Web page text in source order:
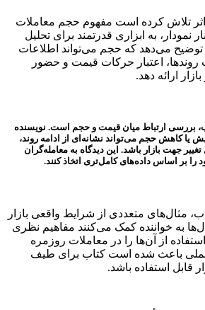
اثر تلاش کرده است مفهوم حجم معاملات
نمودار، به ابزاری قدرتمند برای تحلیل
توضیح می‌دهد که حجم می‌تواند اطلاعات
روندها، اعتبار حرکات قیمت و حضور
ارائه دهد.
بررسی ارتباط میان قیمت و حجم است. نویسنده
یا کاهش حجم می‌تواند نشانه‌ای از ادامه روند،
جهت بازار باشد. این دیدگاه به معامله‌گران
بر اساس داده‌های کامل‌تری اتخاذ کنند.
مثال‌های متعددی از شرایط واقعی بازار
به خواننده کمک می‌کنند مفاهیم نظری
از آن‌ها را در معاملات روزمره
عملی باعث شده است کتاب برای طیف
قابل استفاده باشد.